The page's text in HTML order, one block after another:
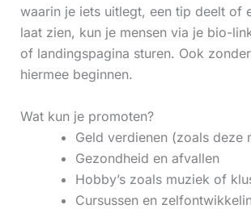
waarin je iets uitlegt, een tip deelt of
laat zien, kun je mensen via je bio-
of landingspagina sturen. Ook
hiermee beginnen.
Wat kun je promoten?
Geld verdienen (zoals deze
Gezondheid en afvallen
Hobby’s zoals muziek of
Cursussen en